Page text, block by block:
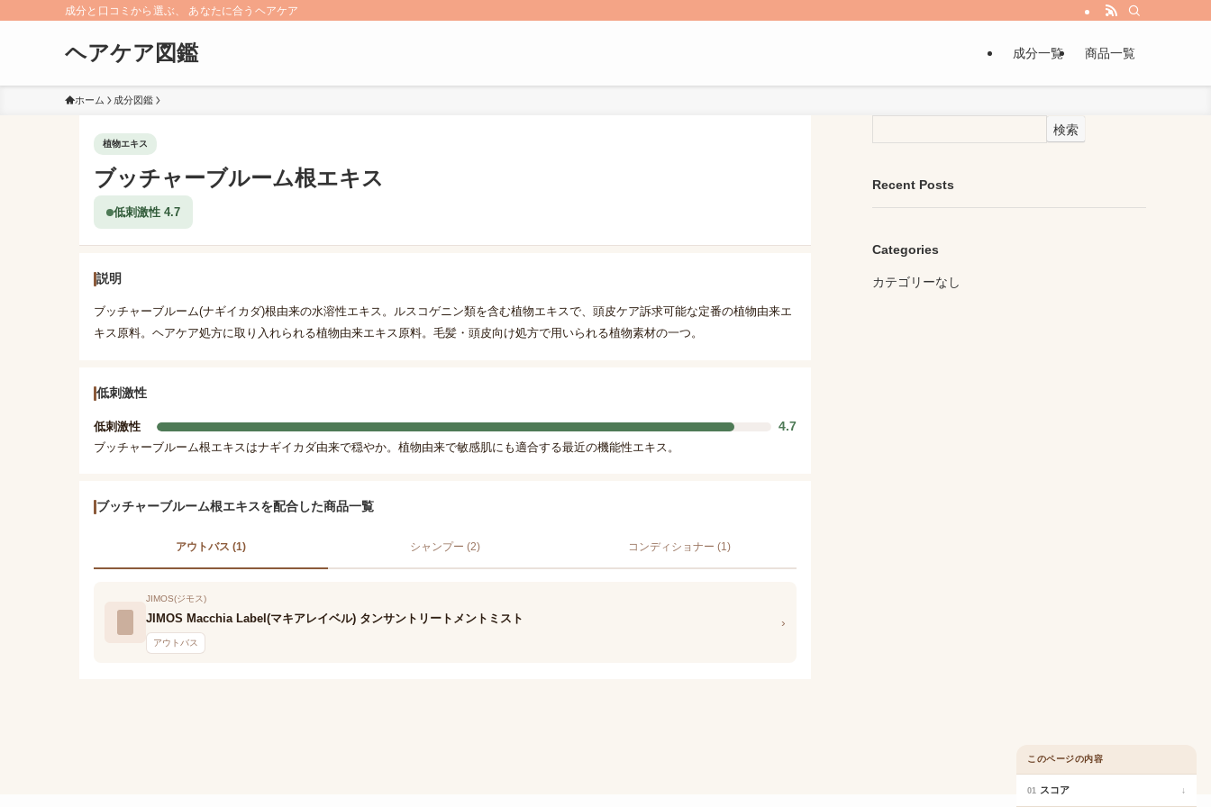
成分と口コミから選ぶ、 あなたに合うヘアケア
ヘアケア図鑑 成分一覧 商品一覧
ホーム 成分図鑑
植物エキス
ブッチャーブルーム根エキス
低刺激性 4.7
説明
ブッチャーブルーム(ナギイカダ)根由来の水溶性エキス。ルスコゲニン類を含む植物エキスで、頭皮ケア訴求可能な定番の植物由来エ
キス原料。ヘアケア処方に取り入れられる植物由来エキス原料。毛髪・頭皮向け処方で用いられる植物素材の一つ。
低刺激性
低刺激性 4.7
ブッチャーブルーム根エキスはナギイカダ由来で穏やか。植物由来で敏感肌にも適合する最近の機能性エキス。
ブッチャーブルーム根エキスを配合した商品一覧
アウトバス (1) シャンプー (2) コンディショナー (1)
JIMOS(ジモス)
JIMOS Macchia Label(マキアレイベル) タンサントリートメントミスト
アウトバス
›
検索
Recent Posts
Categories
カテゴリーなし
このページの内容
01 スコア ↓